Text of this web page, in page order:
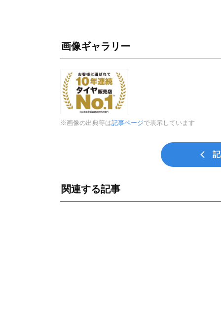
画像ギャラリー
※画像の出典等は記事ページで表示しています
関連する記事